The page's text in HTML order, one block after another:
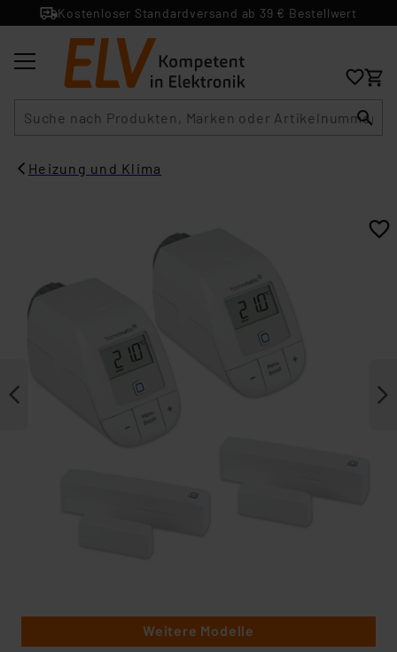
Kostenloser Standardversand ab 39 € Bestellwert
Heizung und Klima
Weitere Modelle